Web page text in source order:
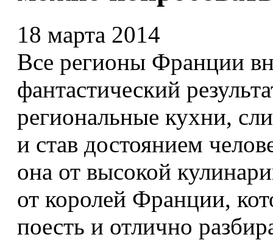
18 марта 2014
Все регионы Франции
фантастический
региональные кухни,
и став достоянием
она от высокой
от королей Франции,
поесть и отлично